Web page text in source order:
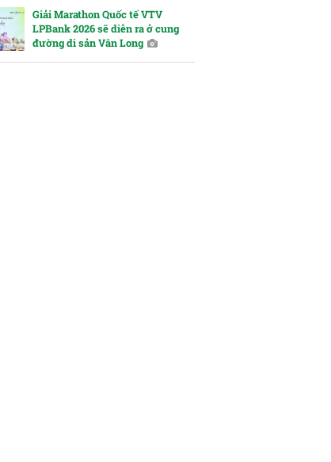
Giải Marathon Quốc tế VTV
LPBank 2026 sẽ diễn ra ở cung
đường di sản Vân Long